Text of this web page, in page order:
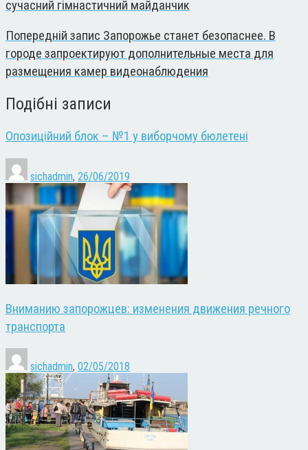
сучасний гімнастичний майданчик
Попередній запис Запорожье станет безопаснее. В
городе запроектируют дополнительные места для
размещения камер видеонаблюдения
Подібні записи
Опозиційний блок – №1 у виборчому бюлетені
sichadmin, 26/06/2019
Вниманию запорожцев: изменения движения речного
транспорта
sichadmin, 02/05/2018